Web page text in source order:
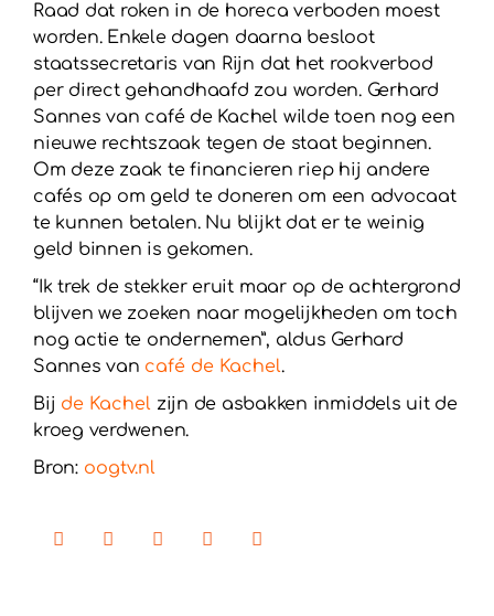
Raad dat roken in de horeca verboden moest
worden. Enkele dagen daarna besloot
staatssecretaris van Rijn dat het rookverbod
per direct gehandhaafd zou worden. Gerhard
Sannes van café de Kachel wilde toen nog een
nieuwe rechtszaak tegen de staat beginnen.
Om deze zaak te financieren riep hij andere
cafés op om geld te doneren om een advocaat
te kunnen betalen. Nu blijkt dat er te weinig
geld binnen is gekomen.
“Ik trek de stekker eruit maar op de achtergrond
blijven we zoeken naar mogelijkheden om toch
nog actie te ondernemen”, aldus Gerhard
Sannes van café de Kachel.
Bij de Kachel zijn de asbakken inmiddels uit de
kroeg verdwenen.
Bron: oogtv.nl